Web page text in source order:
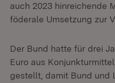
auch 2023 hinreichende
föderale Umsetzung zur
Der Bund hatte für drei
Euro aus
gestellt, damit Bund und